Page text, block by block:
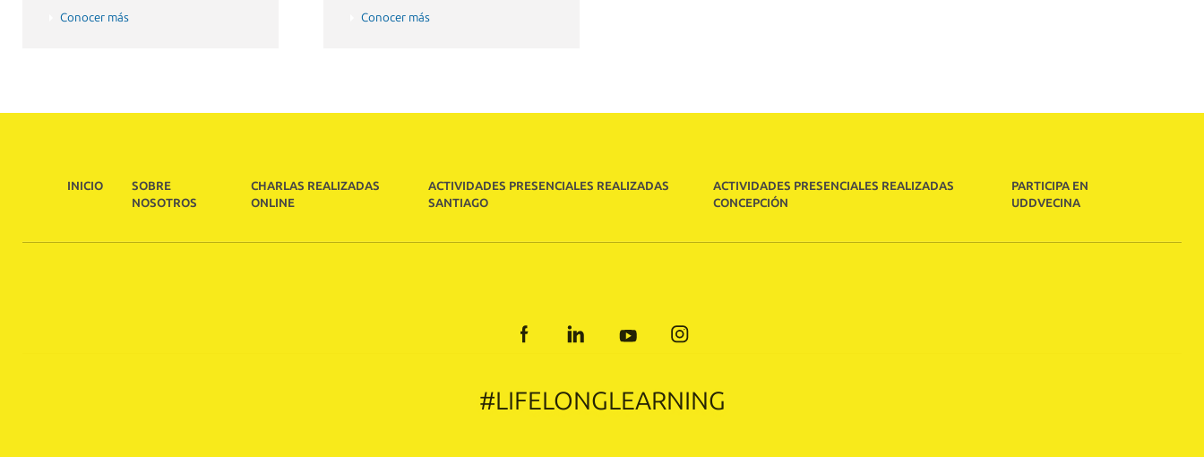
Conocer más Conocer más
INICIO
SOBRE
NOSOTROS
CHARLAS REALIZADAS
ONLINE
ACTIVIDADES PRESENCIALES REALIZADAS
SANTIAGO
ACTIVIDADES PRESENCIALES REALIZADAS
CONCEPCIÓN
PARTICIPA EN
UDDVECINA
FACEBOOK
LINKEDIN
YOUTUBEINSTAGRAM
#LIFELONGLEARNING